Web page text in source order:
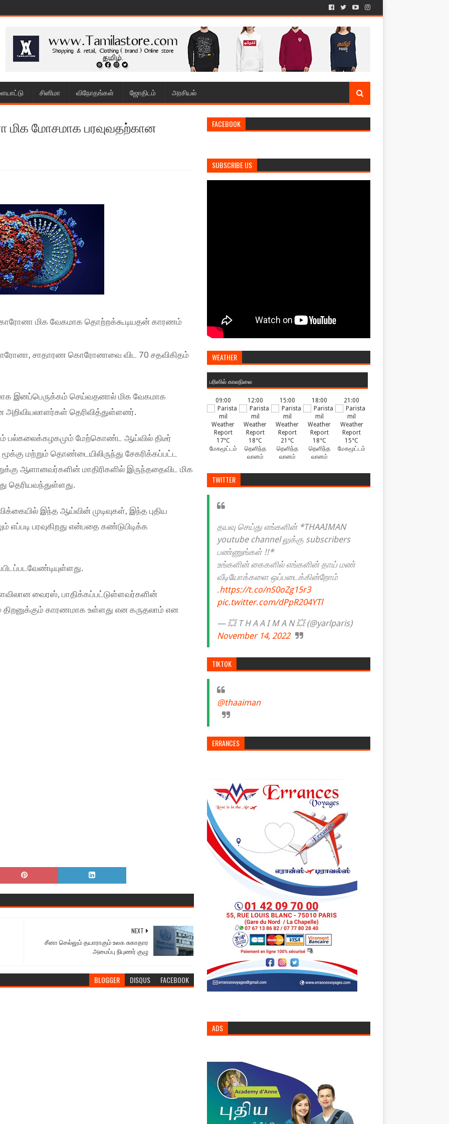
சினிமா விநோதங்கள் ஜோதிடம் அரசியல்
மோசமாக பரவுவதற்கான
கொரோனா மிக வேகமாக தொற்றக்கூடியதன் காரணம்
சாதாரண கொரோனாவை விட 70 சதவிகிதம்
இனப்பெருக்கம் செய்வதனால் மிக வேகமாக
தெரிவித்துள்ளனர்.
பல்கலைக்கழகமும் மேற்கொண்ட ஆய்வில் திடீர்
மற்றும் தொண்டையிலிருந்து சேகரிக்கப்பட்ட
ஆளானவர்களின் மாதிரிகளில் இருந்ததைவிட மிக
தெரியவந்துள்ளது.
இந்த ஆய்வின் முடிவுகள், இந்த புதிய
பரவுகிறது என்பதை கண்டுபிடிக்க
வைரஸ், பாதிக்கப்பட்டுள்ளவர்களின்
திறனுக்கும் காரணமாக உள்ளது என கருதலாம் என
NEXT
சீனா செல்லும் தயாராகும் உலக சுகாதார
அமைப்பு நிபுணர் குழு
BLOGGER DISQUS FACEBOOK
FACEBOOK
SUBSCRIBE US
WEATHER
பரிஸில் காலநிலை
09:00
17°C
மேகமூட்டம்
12:00
18°C
தெளிந்த
வானம்
15:00
21°C
தெளிந்த
வானம்
18:00
18°C
தெளிந்த
வானம்
21:00
15°C
மேகமூட்டம்
TWITTER
தயவு செய்து எங்களின் *THAAIMAN
youtube channel லுக்கு subscribers
பண்ணுங்கள் !!*
உங்களின் கைகளில் எங்களின் தாய் மண்
வீடியோக்களை ஒப்படைக்கின்றோம்
.https://t.co/nS0oZg15r3
pic.twitter.com/dPpR204YTl
— 💥 T H A A I M A N 💥 (@yarlparis)
November 14, 2022
TIKTOK
@thaaiman
ERRANCES
ADS